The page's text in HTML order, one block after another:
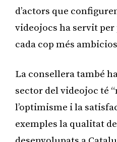
d’actors que
videojocs ha servit
cada cop més
La consellera també
sector del videojoc té
l’optimisme i la
exemples la qualitat